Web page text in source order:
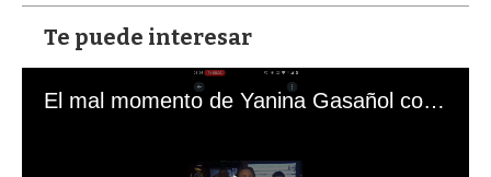
Te puede interesar
El mal momento de Yanina Gasañol con un hincha argentino en "Subrayado"